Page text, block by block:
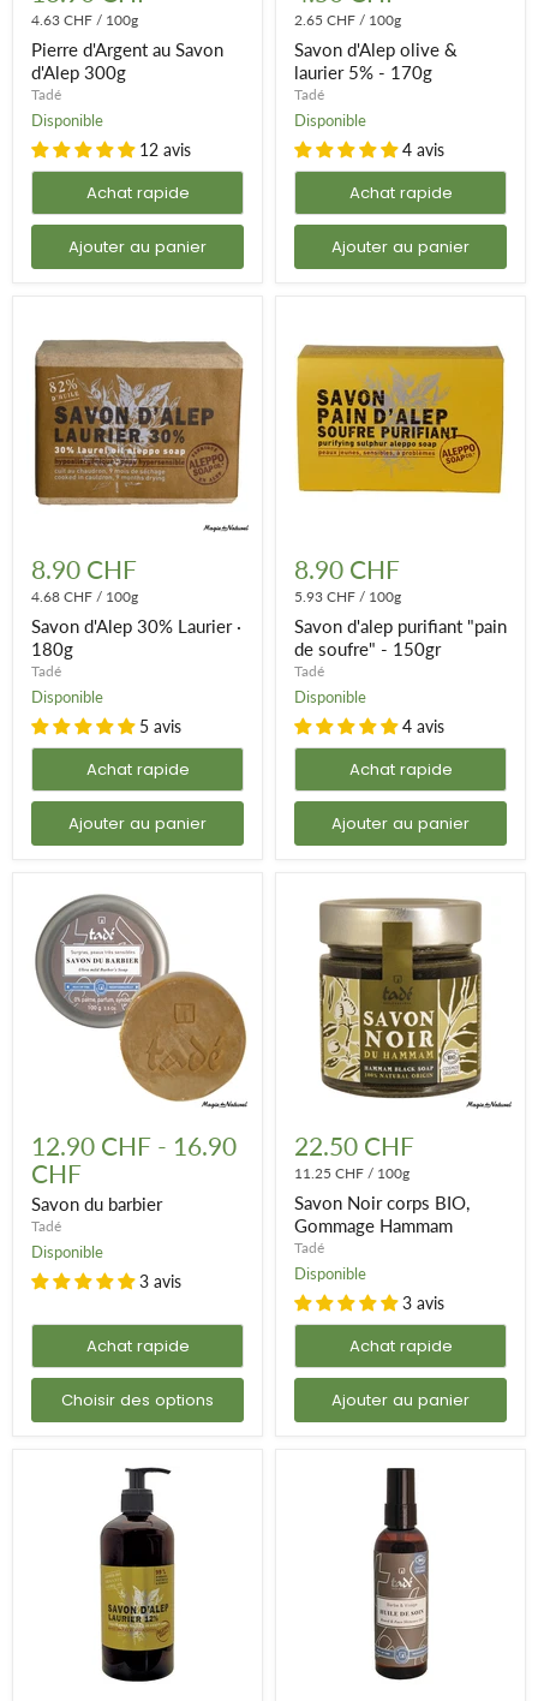
Savon
d'Alep
300g
4.63 CHF / 100g
Pierre d'Argent au Savon
d'Alep 300g
Tadé
Disponible
12 avis
Achat rapide
Ajouter au panier
&
laurier
5%
170g
2.65 CHF / 100g
Savon d'Alep olive &
laurier 5% - 170g
Tadé
Disponible
4 avis
Achat rapide
Ajouter au panier
d'Alep
30%
Laurier
180g
8.90 CHF
4.68 CHF / 100g
Savon d'Alep 30% Laurier ·
180g
Tadé
Disponible
5 avis
Achat rapide
Ajouter au panier
d'alep
purifiant
"pain
de
soufre" -
150gr
8.90 CHF
5.93 CHF / 100g
Savon d'alep purifiant "pain
de soufre" - 150gr
Tadé
Disponible
4 avis
Achat rapide
Ajouter au panier
du
barbier
12.90 CHF - 16.90
CHF
Savon du barbier
Tadé
Disponible
3 avis
Achat rapide
Choisir des options
Noir
corps
BIO,
Gommage
Hammam
22.50 CHF
11.25 CHF / 100g
Savon Noir corps BIO,
Gommage Hammam
Tadé
Disponible
3 avis
Achat rapide
Ajouter au panier